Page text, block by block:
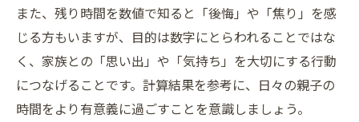
また、残り時間を数値で知ると「後悔」や「焦り」を感
じる方もいますが、目的は数字にとらわれることではな
く、家族との「思い出」や「気持ち」を大切にする行動
につなげることです。計算結果を参考に、日々の親子の
時間をより有意義に過ごすことを意識しましょう。